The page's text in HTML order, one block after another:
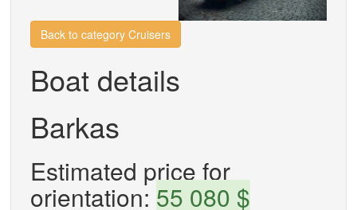
Back to category Cruisers
Boat details
Barkas
Estimated price for
orientation: 55 080 $